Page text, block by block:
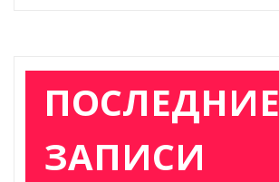
ПОСЛЕДНИЕ
ЗАПИСИ